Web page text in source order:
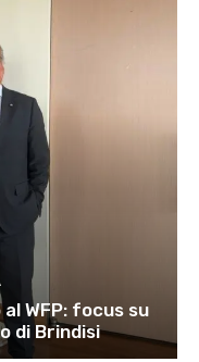
WFP: focus su
di Brindisi